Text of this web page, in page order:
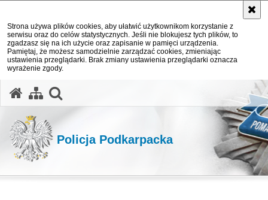
Strona używa plików cookies, aby ułatwić użytkownikom korzystanie z
serwisu oraz do celów statystycznych. Jeśli nie blokujesz tych plików, to
zgadzasz się na ich użycie oraz zapisanie w pamięci urządzenia.
Pamiętaj, że możesz samodzielnie zarządzać cookies, zmieniając
ustawienia przeglądarki. Brak zmiany ustawienia przeglądarki oznacza
wyrażenie zgody.
Policja Podkarpacka